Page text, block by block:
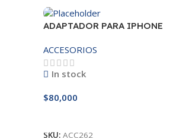
ADAPTADOR PARA IPHONE
ACCESORIOS
In stock
$80,000
SKU: ACC262